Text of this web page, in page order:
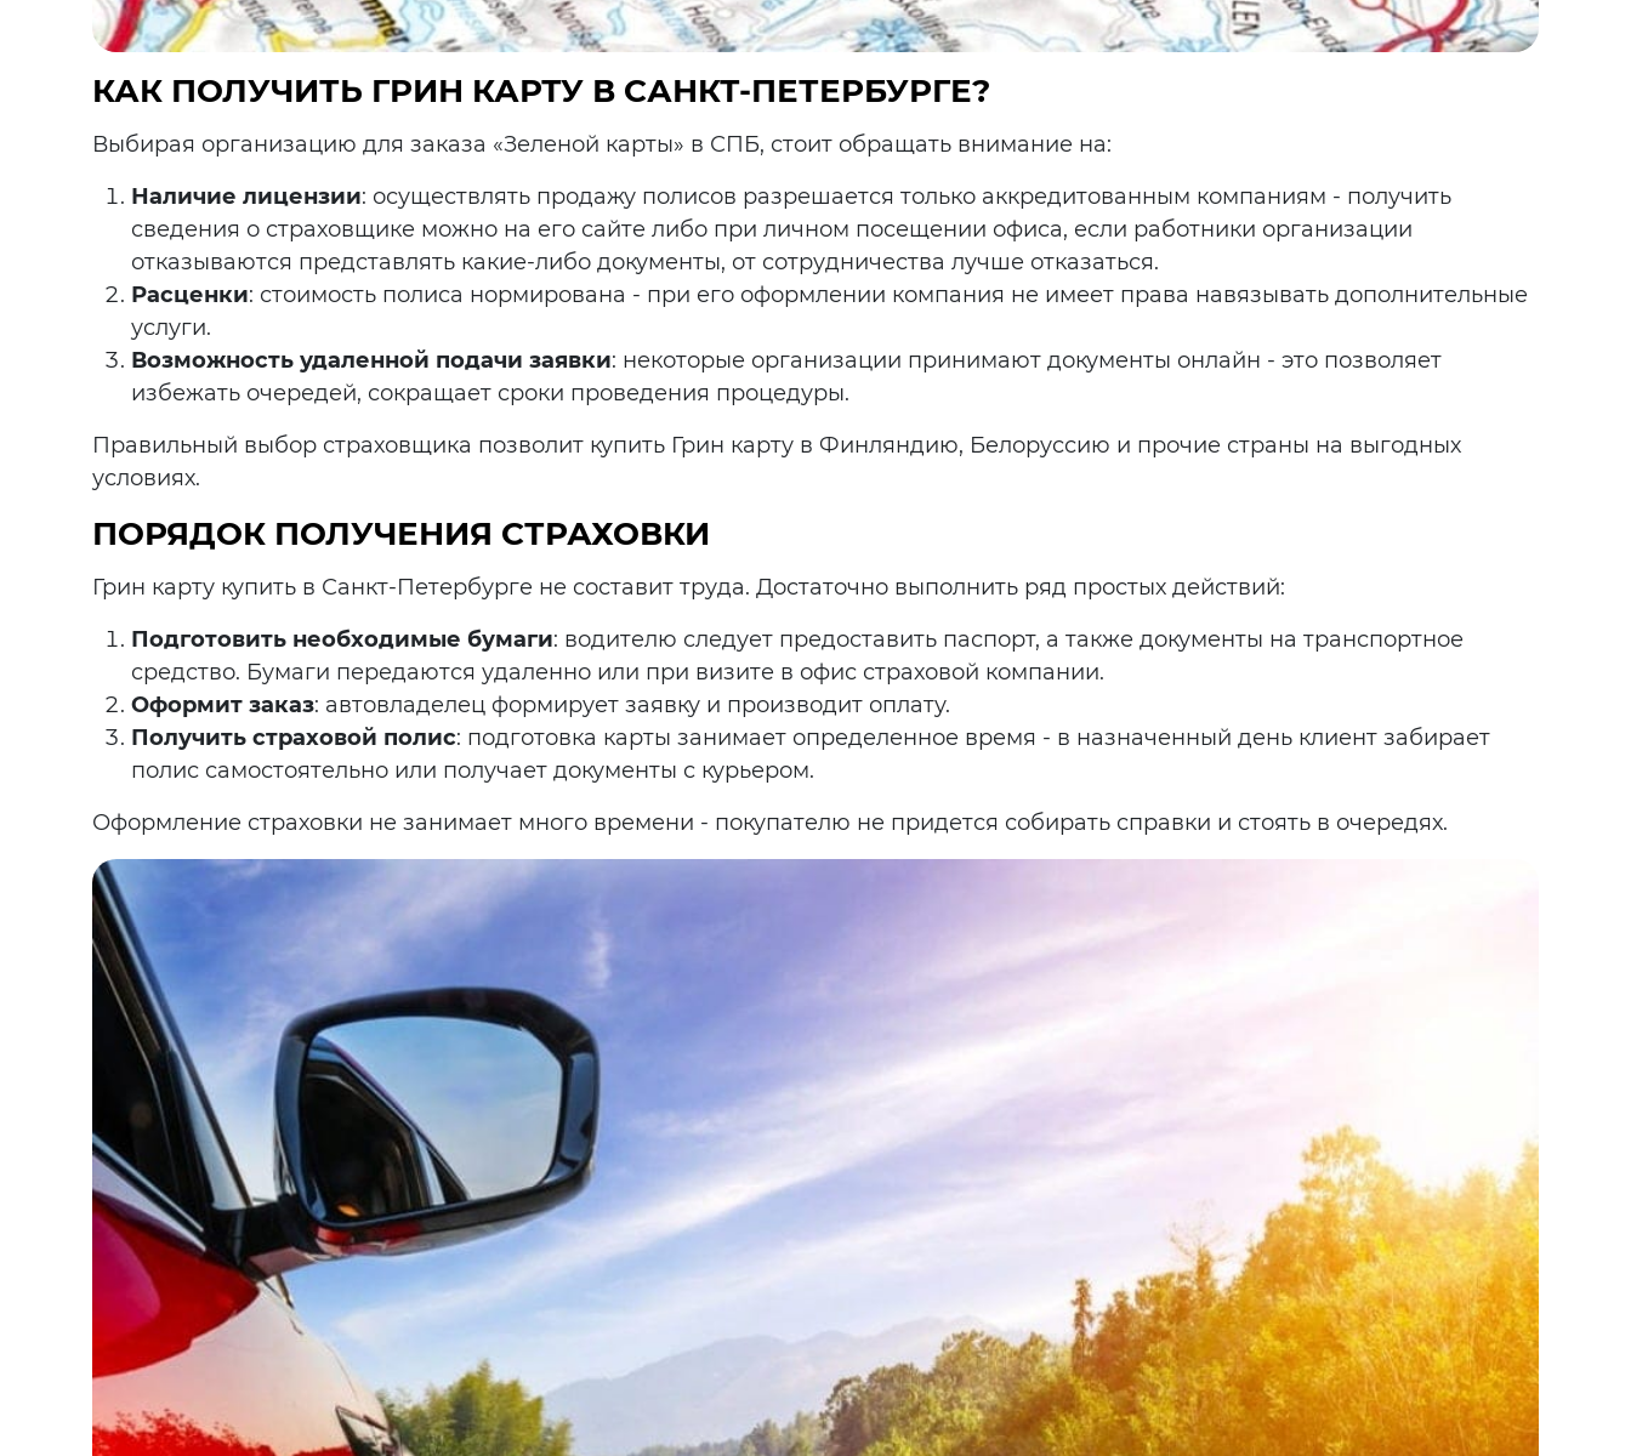
КАК ПОЛУЧИТЬ ГРИН КАРТУ В САНКТ-ПЕТЕРБУРГЕ?
Выбирая организацию для заказа «Зеленой карты» в СПБ, стоит обращать внимание на:
Наличие лицензии: осуществлять продажу полисов разрешается только аккредитованным компаниям - получить
сведения о страховщике можно на его сайте либо при личном посещении офиса, если работники организации
отказываются представлять какие-либо документы, от сотрудничества лучше отказаться.
Расценки: стоимость полиса нормирована - при его оформлении компания не имеет права навязывать дополнительные
услуги.
Возможность удаленной подачи заявки: некоторые организации принимают документы онлайн - это позволяет
избежать очередей, сокращает сроки проведения процедуры.
Правильный выбор страховщика позволит купить Грин карту в Финляндию, Белоруссию и прочие страны на выгодных
условиях.
ПОРЯДОК ПОЛУЧЕНИЯ СТРАХОВКИ
Грин карту купить в Санкт-Петербурге не составит труда. Достаточно выполнить ряд простых действий:
Подготовить необходимые бумаги: водителю следует предоставить паспорт, а также документы на транспортное
средство. Бумаги передаются удаленно или при визите в офис страховой компании.
Оформит заказ: автовладелец формирует заявку и производит оплату.
Получить страховой полис: подготовка карты занимает определенное время - в назначенный день клиент забирает
полис самостоятельно или получает документы с курьером.
Оформление страховки не занимает много времени - покупателю не придется собирать справки и стоять в очередях.